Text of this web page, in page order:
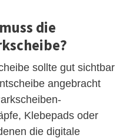
die
sollte gut sichtbar
angebracht
Klebepads oder
die digitale